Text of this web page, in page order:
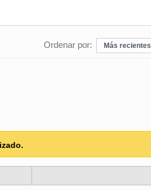
Ordenar por: Más recientes